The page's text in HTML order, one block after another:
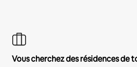
Vous cherchez des résidences de